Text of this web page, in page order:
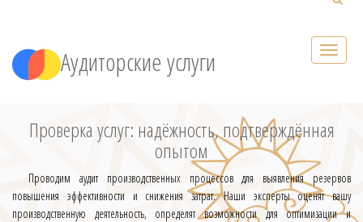
Аудиторские услуги
Проверка услуг: надёжность, подтверждённая
опытом
Проводим аудит производственных процессов для выявления резервов
повышения эффективности и снижения затрат. Наши эксперты оценят вашу
производственную деятельность, определят возможности для оптимизации и